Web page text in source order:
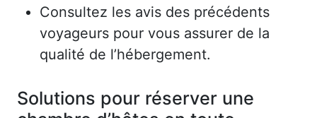
Consultez les avis des précédents
voyageurs pour vous assurer de la
qualité de l’hébergement.
Solutions pour réserver une